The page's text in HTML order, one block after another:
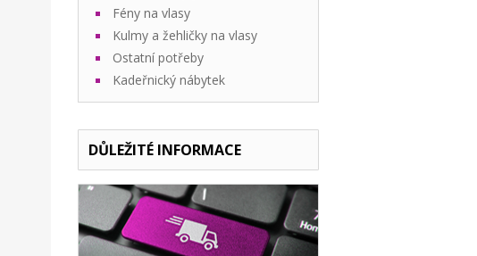
Fény na vlasy
Kulmy a žehličky na vlasy
Ostatní potřeby
Kadeřnický nábytek
DŮLEŽITÉ INFORMACE